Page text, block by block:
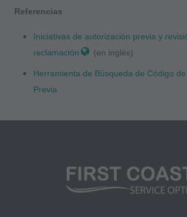
Referencias
Iniciativas de autorización previa y
reclamación
(en inglés)
Herramienta de Búsqueda de Código
Previa
restricciones aplicables de FARS/
determinado. No se incluyen tarifas
unidades básicas, valores relativos